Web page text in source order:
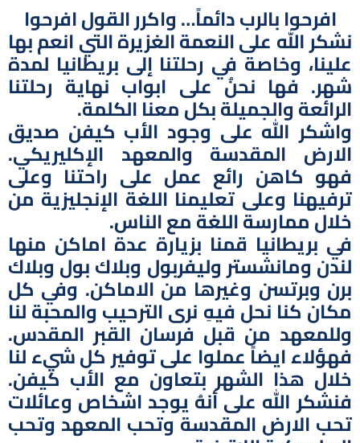
افرحوا بالرب دائماً… واكرر القول افرحوا
نشكر الله على النعمة الغزيرة التي انعم بها
علينا، وخاصة في رحلتنا إلى بريطانيا لمدة
شهر. فها نحنُ على ابواب نهاية رحلتنا
الرائعة والجميلة بكل معنا الكلمة.
واشكر الله على وجود الأب كيفن صديق
الارض المقدسة والمعهد الإكليريكي.
فهو كاهن رائع عمل على راحتنا وعلى
ترفيهنا وعلى تعليمنا اللغة الإنجليزية من
خلال ممارسة اللغة مع الناس.
في بريطانيا قمنا بزيارة عدة اماكن منها
لندن ومانشستر وليفربول وبلاك بول وبلاك
برن وبرتسن وغيرها من الاماكن. وفي كل
مكان كنا نحل فيهِ نرى الترحيب والمحبة لنا
وللمعهد من قبل فرسان القبر المقدس.
فهؤلاء ايضاً عملوا على توفير كل شيء لنا
خلال هذا الشهر بتعاون مع الأب كيفن.
فنشكر الله على أنهُ يوجد اشخاص وعائلات
تحب الارض المقدسة وتحب المعهد وتحب